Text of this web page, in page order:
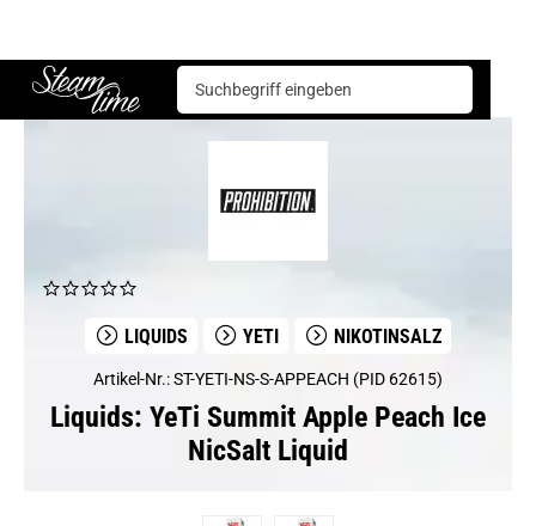
Steam time
Liquids YeTi Summit Apple Peach Ice NicSalt Liquid
LIQUIDS YETI NIKOTINSALZ
Artikel-Nr.: ST-YETI-NS-S-APPEACH (PID 62615)
Liquids: YeTi Summit Apple Peach Ice
NicSalt Liquid